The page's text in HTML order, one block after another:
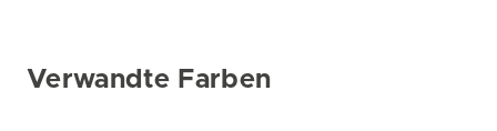
Verwandte Farben